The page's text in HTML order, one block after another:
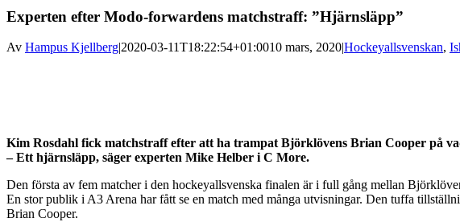
Experten efter Modo-forwardens matchstraff: ”Hjärnsläpp”
Av Hampus Kjellberg|2020-03-11T18:22:54+01:0010 mars, 2020|Hockeyallsvenskan,
Kim Rosdahl fick matchstraff efter att ha trampat Björklövens Brian Cooper på
– Ett hjärnsläpp, säger experten Mike Helber i C More.
Den första av fem matcher i den hockeyallsvenska finalen är i full gång mellan
En stor publik i A3 Arena har fått se en match med många utvisningar. Den tuffa
Brian Cooper.